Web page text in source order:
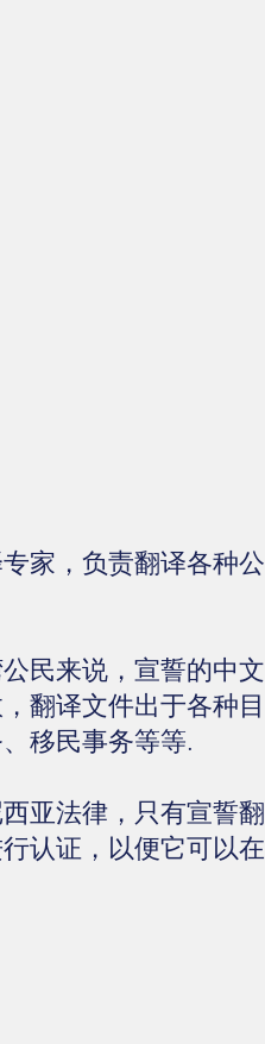
家，负责翻译各种公
民来说，宣誓的中文
翻译文件出于各种目
移民事务等等.
亚法律，只有宣誓翻
认证，以便它可以在